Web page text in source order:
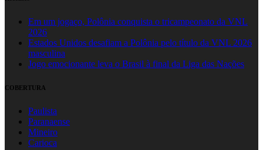
Em um jogaço, Polônia conquista o tricampeonato da VNL
2026
Estados Unidos desafiam a Polônia pelo título da VNL 2026
masculina
Jogo emocionante leva o Brasil à final da Liga das Nações
COBERTURA
Paulista
Paranaense
Mineiro
Carioca